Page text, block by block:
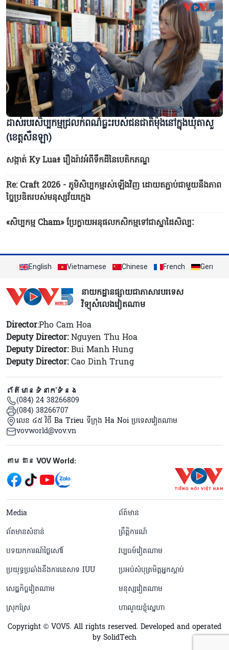
ដាស់របរសិប្បកម្មជ្រលក់ពណ៌ធ្លះរបស់ជនជាតិម៉ុងនៅក្នុងឃុំតាសួ
(ខេត្តសឺនឡា)
សង្កាត់ Ky Lua៖ រឿងរ៉ាវអំពីទឹកដីនៃបេតិកភណ្ឌ
Re: Craft 2026 - ភូមិសិប្បកម្មរស់ឡើងវិញ ដោយតភ្ជាប់ជាមួយនឹងភាព
ច្នៃប្រឌិតរបស់មនុស្សវ័យក្មេង
«សិប្បកម្ម Cham» ប្រែក្លាយអនុផលកសិកម្មទៅជាស្នាដៃសិល្បៈ
English Vietnamese Chinese French German
នាយកដ្ឋានផ្សាយជាភាសារបរទេស
វិទ្យុសំលេងវៀតណាម
Director:Pho Cam Hoa
Deputy Director:Nguyen Thu Hoa
Deputy Director:Bui Manh Hung
Deputy Director:Cao Dinh Trung
ព័ត៌មានទំនាក់ទំនង
(084) 24 38266809
(084) 38266707
លេខ ៤៥ វិថី Ba Trieu ទីក្រុង Ha Noi ប្រទេសវៀតណាម
vovworld@vov.vn
Mạng xã hội
តាមដាន VOV World:
menu footer tiếng Khmer
Media
ព័ត៍មាន
ព័តមានសំខាន់
ព្រឹត្តិការណ៍
បទយកការណ៍ថ្ងៃសៅរ៍
វប្បធម៍វៀតណាម
ប្រយុទ្ធប្រឆាំងនឹងការនេសាទ IUU
ប្រអប់សំបុត្រមិត្តអ្នកស្តាប់
សេដ្ឋកិច្ចវៀតណាម
មនុស្សវៀតណាម
ស្រុកស្រែ
ហាណូយខ្ញុំស្នេហា
Copyright © VOV5. All rights reserved. Developed and operated
by SolidTech